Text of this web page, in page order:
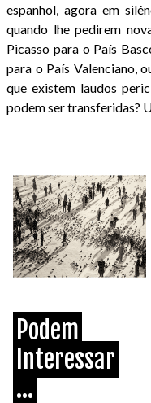
espanhol, agora em
quando lhe pedirem
Picasso para o País
para o País Valenciano,
que existem laudos
podem ser transferidas?
Podem
Interessar
...